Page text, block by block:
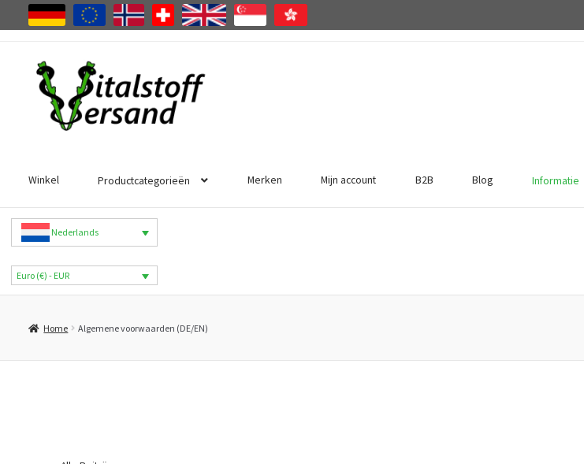
Ga
door
naar
navigatie
Ga
naar
inhoud
Winkel Productcategorieën Merken Mijn account B2B Blog Informatie
Nederlands
Euro (€) - EUR
Home Algemene voorwaarden (DE/EN)